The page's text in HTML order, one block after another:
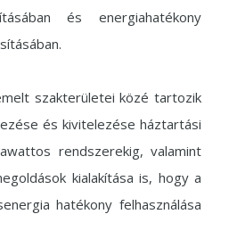
és energiahatékony
szakterületei közé tartozik
és kivitelezése háztartási
rendszerekig, valamint
kialakítása is, hogy a
hatékony felhasználása